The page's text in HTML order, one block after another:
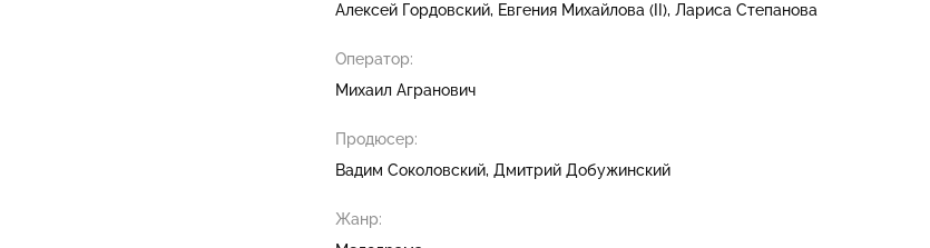
Алексей Гордовский Евгения Михайлова (II) Лариса Степанова
Оператор:
Михаил Агранович
Продюсер:
Вадим Соколовский Дмитрий Добужинский
Жанр: